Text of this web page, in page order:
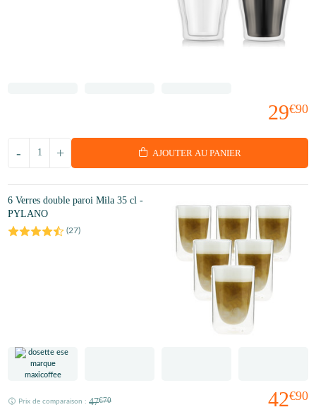
29€90
+
- AJOUTER AU PANIER
6 Verres double paroi Mila 35 cl -
PYLANO
(27)
42€90
Prix de comparaison : 47€70